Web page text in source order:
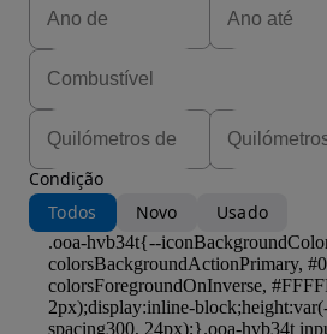
Condição
Todos
Novo Usado